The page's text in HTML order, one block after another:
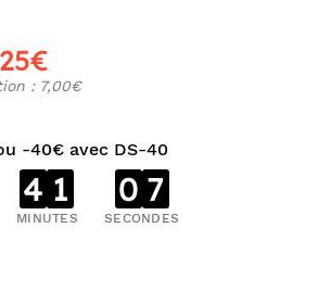
: 7,00€
-40€ avec DS-40
4 1
MINUTES
0 7
SECONDES